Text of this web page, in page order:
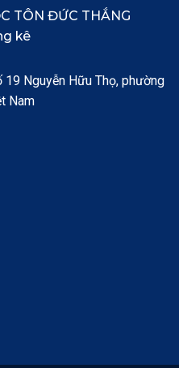
TÔN ĐỨC THẮNG
kê
Nguyễn Hữu Thọ, phường
Nam